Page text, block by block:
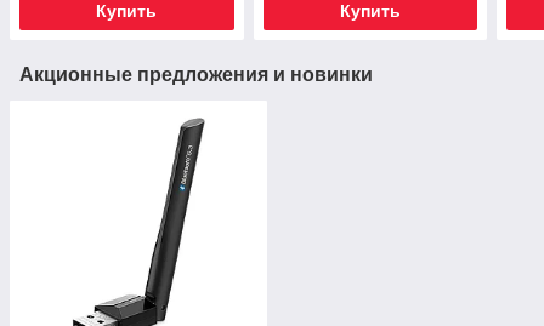
Купить Купить
Акционные предложения и новинки